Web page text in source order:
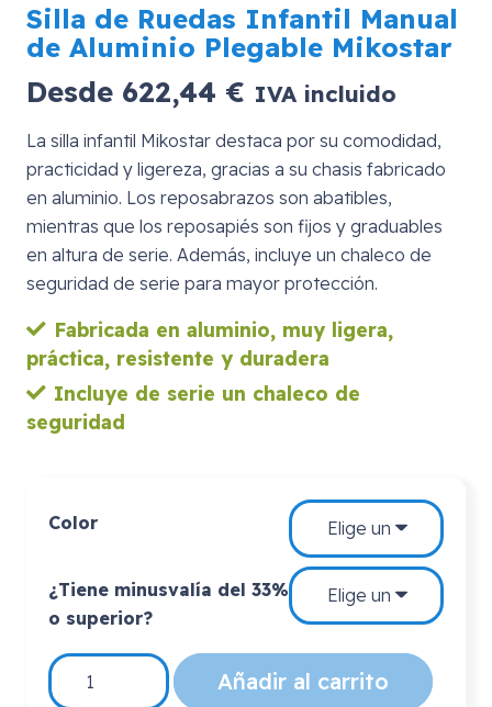
Silla de Ruedas Infantil Manual
de Aluminio Plegable Mikostar
Desde 622,44 € IVA incluido
La silla infantil Mikostar destaca por su comodidad,
practicidad y ligereza, gracias a su chasis fabricado
en aluminio. Los reposabrazos son abatibles,
mientras que los reposapiés son fijos y graduables
en altura de serie. Además, incluye un chaleco de
seguridad de serie para mayor protección.
Fabricada en aluminio, muy ligera,
práctica, resistente y duradera
Incluye de serie un chaleco de
seguridad
Color
¿Tiene minusvalía del 33%
o superior?
Silla
de
Añadir al carrito